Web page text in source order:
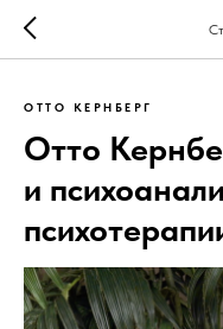
ОТТО КЕРНБЕРГ
Отто
и